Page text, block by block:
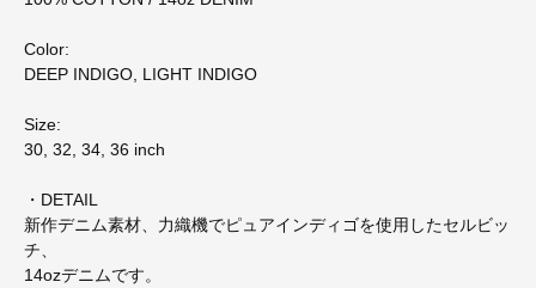
Color:
DEEP INDIGO, LIGHT INDIGO
Size:
30, 32, 34, 36 inch
・DETAIL
新作デニム素材、力織機でピュアインディゴを使用したセルビッ
チ、
14ozデニムです。